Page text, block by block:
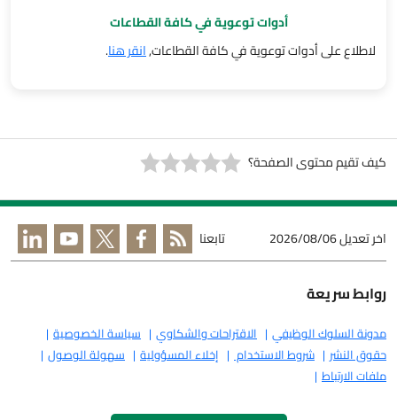
أدوات توعوية في كافة القطاعات
لاطلاع على أدوات توعوية في كافة القطاعات,انقر هنا.
كيف تقيم محتوى الصفحة؟
اخر تعديل2026/08/06 تابعنا
روابط سريعة
مدونة السلوك الوظيفي الاقتراحات والشكاوي
سياسة الخصوصية
حقوق النشر
شروط الاستخدام إخلاء المسؤولية
سهولة الوصول
ملفات الارتباط